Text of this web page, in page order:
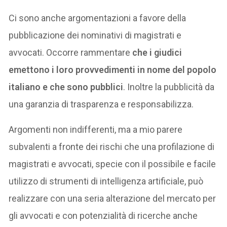
Ci sono anche argomentazioni a favore della
pubblicazione dei nominativi di magistrati e
avvocati. Occorre rammentare che i giudici
emettono i loro provvedimenti in nome del popolo
italiano e che sono pubblici. Inoltre la pubblicità da
una garanzia di trasparenza e responsabilizza.
Argomenti non indifferenti, ma a mio parere
subvalenti a fronte dei rischi che una profilazione di
magistrati e avvocati, specie con il possibile e facile
utilizzo di strumenti di intelligenza artificiale, può
realizzare con una seria alterazione del mercato per
gli avvocati e con potenzialità di ricerche anche